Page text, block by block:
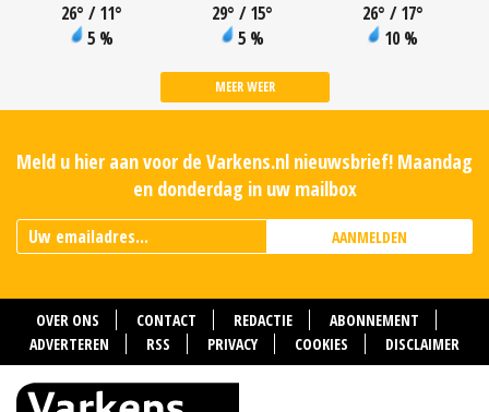
26° / 11°
5 %
29° / 15°
5 %
26° / 17°
10 %
MEER WEER
Meld u hier aan voor de Varkens.nl nieuwsbrief! Maandag
en donderdag in uw mailbox
AANMELDEN
OVER ONS CONTACT REDACTIE
ABONNEMENT
ADVERTEREN
RSS PRIVACY COOKIES DISCLAIMER